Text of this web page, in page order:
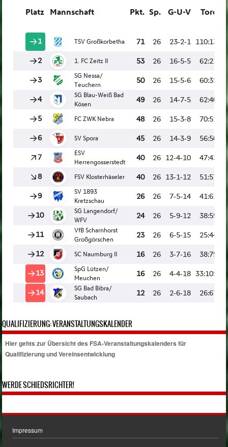
QUALIFIZIERUNG: VERANSTALTUNGSKALENDER
Hier gehts zur Übersicht des FSA-Veranstaltungskalenders für
Qualifizierung und Vereinsentwicklung
WERDE SCHIEDSRICHTER!
Impressum